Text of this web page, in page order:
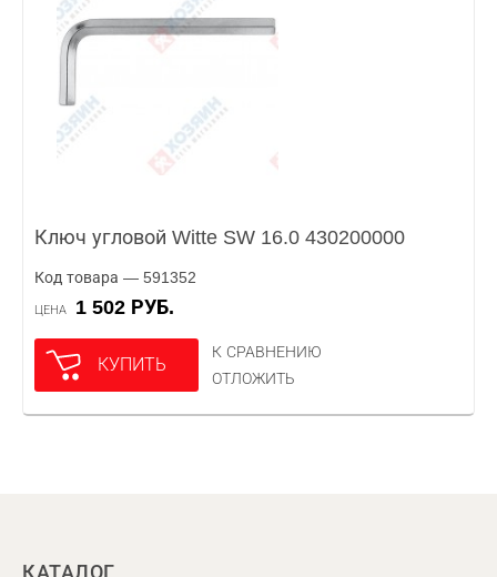
Ключ угловой Witte SW 16.0 430200000
Код товара — 591352
ЦЕНА 1 502 РУБ.
КУПИТЬ
К СРАВНЕНИЮ
ОТЛОЖИТЬ
КАТАЛОГ